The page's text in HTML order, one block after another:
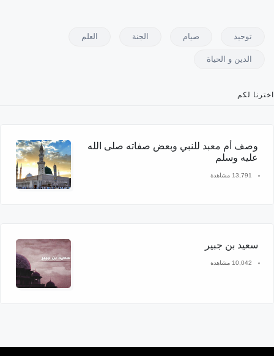
توحيد صيام الجنة العلم
الدين و الحياة
اخترنا لكم
وصف أم معبد للنبي وبعض صفاته صلى الله
عليه وسلم
13,791 مشاهدة
سعيد بن جبير
10,042 مشاهدة